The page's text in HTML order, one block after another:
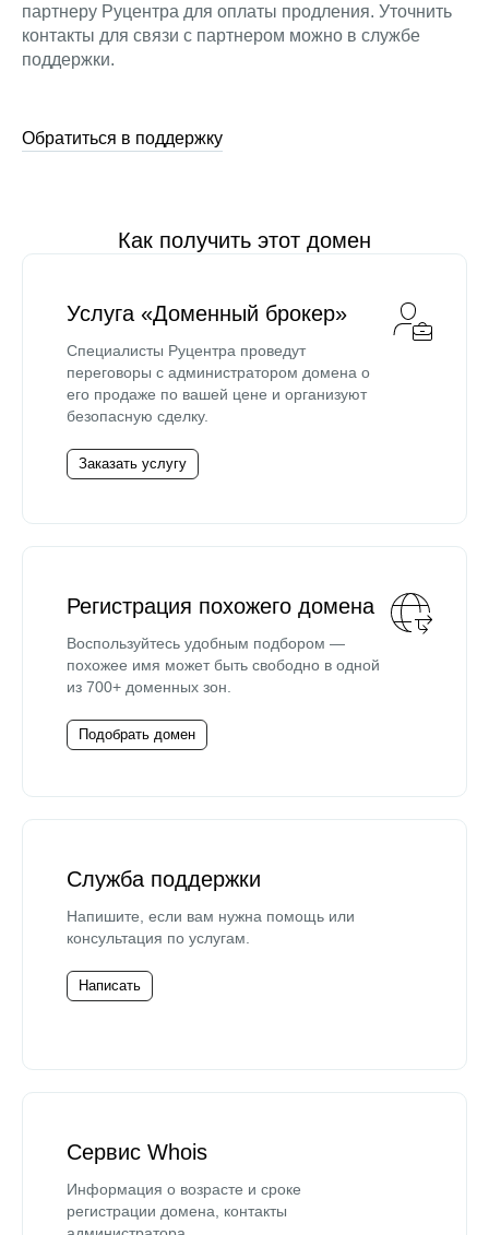
партнеру Руцентра для оплаты продления. Уточнить
контакты для связи с партнером можно в службе
поддержки.
Обратиться в поддержку
Как получить этот домен
Услуга «Доменный брокер»
Специалисты Руцентра проведут
переговоры с администратором домена о
его продаже по вашей цене и организуют
безопасную сделку.
Заказать услугу
Регистрация похожего домена
Воспользуйтесь удобным подбором —
похожее имя может быть свободно в одной
из 700+ доменных зон.
Подобрать домен
Служба поддержки
Напишите, если вам нужна помощь или
консультация по услугам.
Написать
Сервис Whois
Информация о возрасте и сроке
регистрации домена, контакты